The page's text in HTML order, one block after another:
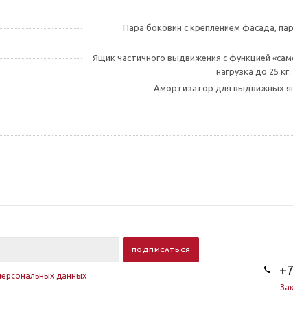
Пара боковин с креплением фасада,
Ящик частичного выдвижения с функцией
нагрузка до 25
Амортизатор для выдвижных
данных